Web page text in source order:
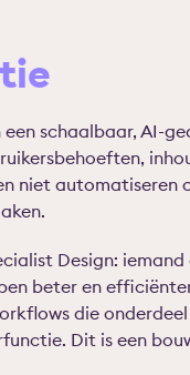
schaalbaar, AI-
niet
Design:
beter en
die
Dit is een